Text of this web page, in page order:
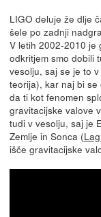
LIGO deluje že dlje
šele po zadnji
V letih 2002-2010 je
odkritjem smo dobili
vesolju, saj se je to
teorija), kar naj bi se
da ti kot fenomen
gravitacijske valove
tudi v vesolju, saj je
Zemlje in Sonca (
išče gravitacijske